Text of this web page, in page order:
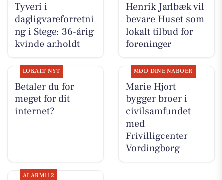
Tyveri i
dagligvareforretni
ng i Stege: 36-årig
kvinde anholdt
Henrik Jarlbæk vil
bevare Huset som
lokalt tilbud for
foreninger
LOKALT NYT
Betaler du for
meget for dit
internet?
MØD DINE NABOER
Marie Hjort
bygger broer i
civilsamfundet
med
Frivilligcenter
Vordingborg
ALARM112